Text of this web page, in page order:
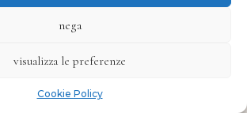
nega
visualizza le preferenze
Cookie Policy